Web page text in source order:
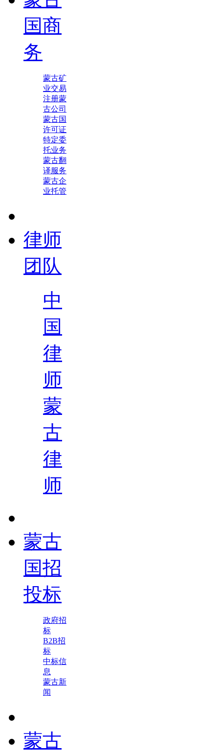
国商
务
蒙古矿
业交易
注册蒙
古公司
蒙古国
许可证
特定委
托业务
蒙古翻
译服务
蒙古企
业托管
律师
团队
中
国
律
师
蒙
古
律
师
蒙古
国招
投标
政府招
标
B2B招
标
中标信
息
蒙古新
闻
蒙古